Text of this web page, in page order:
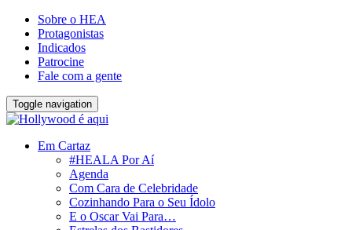
Sobre o HEA
Protagonistas
Indicados
Patrocine
Fale com a gente
Toggle navigation
Em Cartaz
#HEALA Por Aí
Agenda
Com Cara de Celebridade
Cozinhando Para o Seu Ídolo
E o Oscar Vai Para…